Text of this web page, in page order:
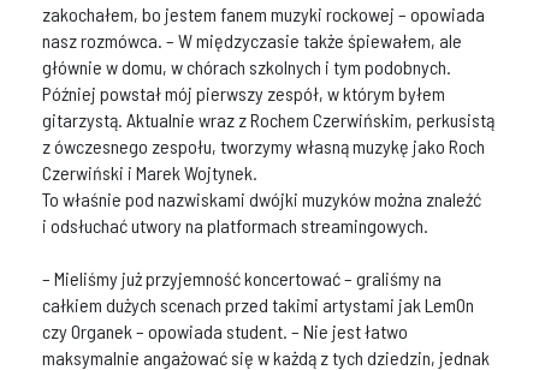
zakochałem, bo jestem fanem muzyki rockowej – opowiada
nasz rozmówca. – W międzyczasie także śpiewałem, ale
głównie w domu, w chórach szkolnych i tym podobnych.
Później powstał mój pierwszy zespół, w którym byłem
gitarzystą. Aktualnie wraz z Rochem Czerwińskim, perkusistą
z ówczesnego zespołu, tworzymy własną muzykę jako Roch
Czerwiński i Marek Wojtynek.
To właśnie pod nazwiskami dwójki muzyków można znaleźć
i odsłuchać utwory na platformach streamingowych.
– Mieliśmy już przyjemność koncertować – graliśmy na
całkiem dużych scenach przed takimi artystami jak LemOn
czy Organek – opowiada student. – Nie jest łatwo
maksymalnie angażować się w każdą z tych dziedzin, jednak